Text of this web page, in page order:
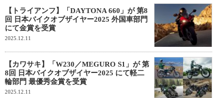
【トライアンフ】「DAYTONA 660」が 第8
回 日本バイクオブザイヤー2025 外国車部門
にて金賞を受賞
2025.12.11
【カワサキ】「W230／MEGURO S1」が 第
8回 日本バイクオブザイヤー2025 にて軽二
輪部門 最優秀金賞を受賞
2025.12.11